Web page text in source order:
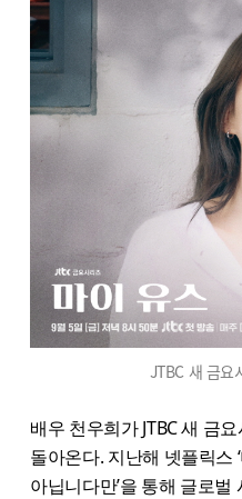
JTBC 새 금요
배우 천우희가 JTBC 새 금요
돌아온다. 지난해 넷플릭스
아닙니다만’을 통해 글로